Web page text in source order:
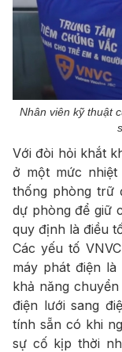
Nhân viên kỹ thuật
Với đòi hỏi khắt
ở một mức
thống phòng trữ
dự phòng để giữ
quy định là điều
Các yếu tố
máy phát điện
khả năng
điện lưới sang
tính sẵn có khi
sự cố kịp thời